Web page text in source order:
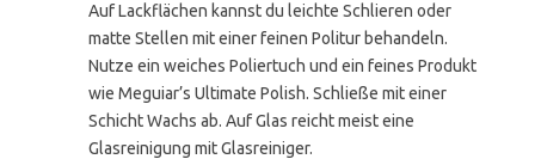
Auf Lackflächen kannst du leichte Schlieren oder
matte Stellen mit einer feinen Politur behandeln.
Nutze ein weiches Poliertuch und ein feines Produkt
wie Meguiar’s Ultimate Polish. Schließe mit einer
Schicht Wachs ab. Auf Glas reicht meist eine
Glasreinigung mit Glasreiniger.